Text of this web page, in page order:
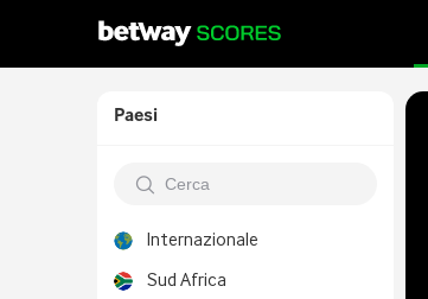
Paesi
Internazionale
Sud Africa